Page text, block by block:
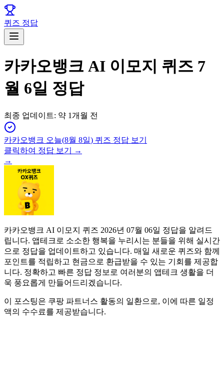
퀴즈 정답
카카오뱅크 AI 이모지 퀴즈 7
월 6일 정답
최종 업데이트: 약 1개월 전
카카오뱅크 오늘(8월 8일) 퀴즈 정답 보기
클릭하여 정답 보기 →
→
카카오뱅크 AI 이모지 퀴즈 2026년 07월 06일 정답을 알려드
립니다. 앱테크로 소소한 행복을 누리시는 분들을 위해 실시간
으로 정답을 업데이트하고 있습니다. 매일 새로운 퀴즈와 함께
포인트를 적립하고 현금으로 환급받을 수 있는 기회를 제공합
니다. 정확하고 빠른 정답 정보로 여러분의 앱테크 생활을 더
욱 풍요롭게 만들어드리겠습니다.
이 포스팅은 쿠팡 파트너스 활동의 일환으로, 이에 따른 일정
액의 수수료를 제공받습니다.